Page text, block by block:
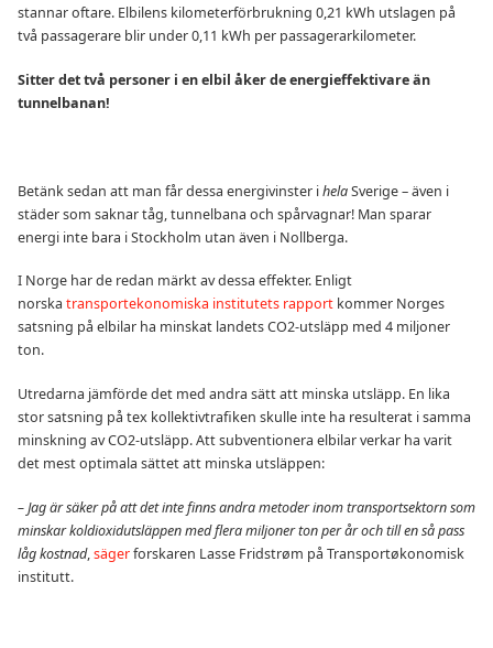
stannar oftare. Elbilens kilometerförbrukning 0,21 kWh utslagen på
två passagerare blir under 0,11 kWh per passagerarkilometer.
Sitter det två personer i en elbil åker de energieffektivare än
tunnelbanan!
Betänk sedan att man får dessa energivinster ihelaSverige – även i
städer som saknar tåg, tunnelbana och spårvagnar! Man sparar
energi inte bara i Stockholm utan även i Nollberga.
I Norge har de redan märkt av dessa effekter. Enligt
norska transportekonomiska institutets rapport kommer Norges
satsning på elbilar ha minskat landets CO2-utsläpp med 4 miljoner
ton.
Utredarna jämförde det med andra sätt att minska utsläpp. En lika
stor satsning på tex kollektivtrafiken skulle inte ha resulterat i samma
minskning av CO2-utsläpp. Att subventionera elbilar verkar ha varit
det mest optimala sättet att minska utsläppen:
– Jag är säker på att det inte finns andra metoder inom transportsektorn som
minskar koldioxidutsläppen med flera miljoner ton per år och till en så pass
låg kostnad,sägerforskaren Lasse Fridstrøm på Transportøkonomisk
institutt.